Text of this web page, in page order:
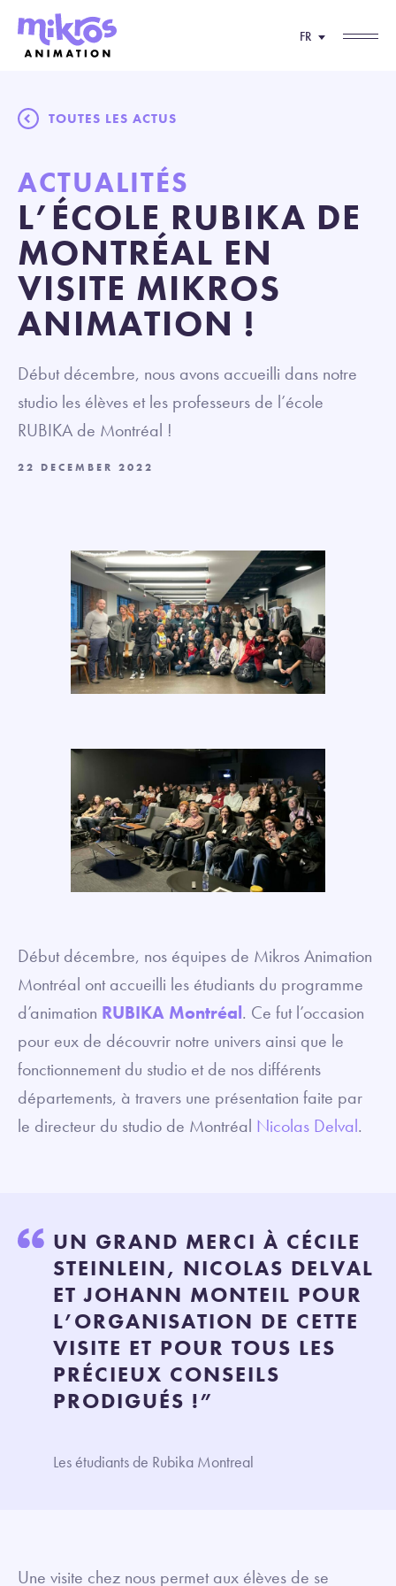
FR
TOUTES LES ACTUS
ACTUALITÉS
L’ÉCOLE RUBIKA DE
MONTRÉAL EN
VISITE MIKROS
ANIMATION !
Début décembre, nous avons accueilli dans notre
studio les élèves et les professeurs de l’école
RUBIKA de Montréal !
22 DECEMBER 2022
Début décembre, nos équipes de Mikros Animation
Montréal ont accueilli les étudiants du programme
d’animation RUBIKA Montréal. Ce fut l’occasion
pour eux de découvrir notre univers ainsi que le
fonctionnement du studio et de nos différents
départements, à travers une présentation faite par
le directeur du studio de Montréal Nicolas Delval.
UN GRAND MERCI À CÉCILE
STEINLEIN, NICOLAS DELVAL
ET JOHANN MONTEIL POUR
L’ORGANISATION DE CETTE
VISITE ET POUR TOUS LES
PRÉCIEUX CONSEILS
PRODIGUÉS !”
Les étudiants de Rubika Montreal
Une visite chez nous permet aux élèves de se